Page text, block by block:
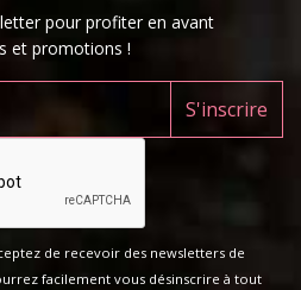
pour profiter en avant
et promotions !
de recevoir des newsletters de
facilement vous désinscrire à tout